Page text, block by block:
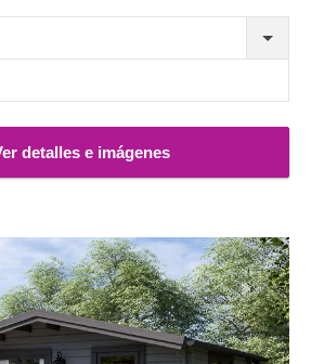
también se encuentra disponible una
este modelo.
detalles e imágenes